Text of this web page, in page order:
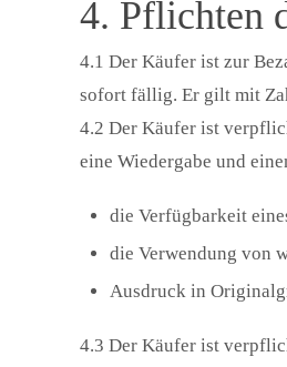
4. Pflichten
4.1 Der Käufer ist zur
sofort fällig. Er gilt mit
4.2 Der Käufer ist
eine Wiedergabe und
die Verfügbarkeit
die Verwendung von
Ausdruck in
4.3 Der Käufer ist